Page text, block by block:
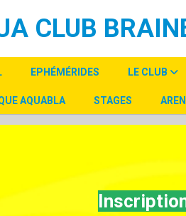
CLUB
EPHÉMÉRIDES LE CLUB
AQUABLA STAGES